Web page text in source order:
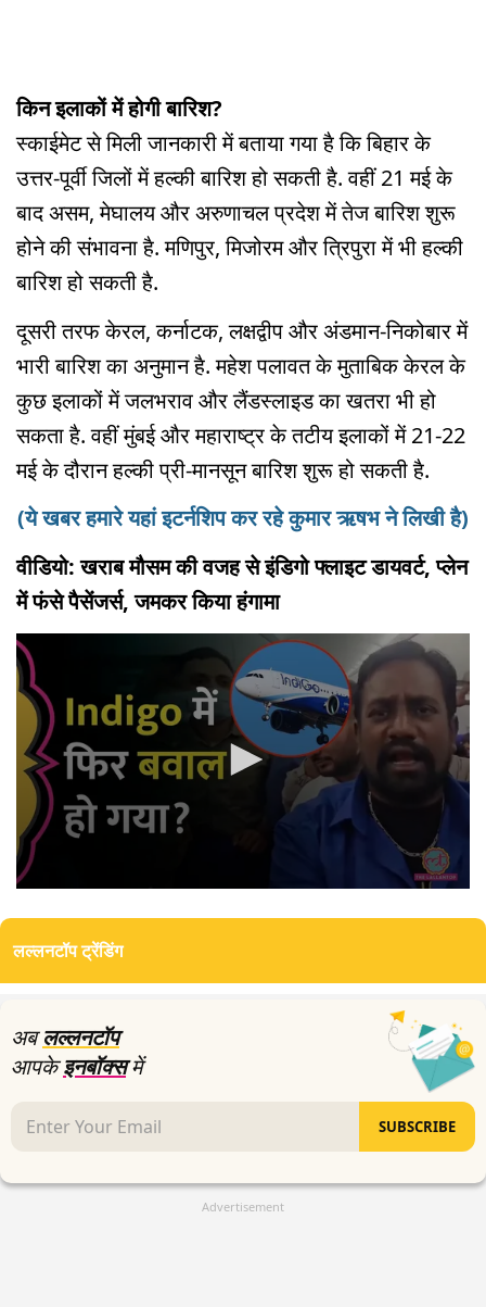
किन इलाकों में होगी बारिश?
स्काईमेट से मिली जानकारी में बताया गया है कि बिहार के
उत्तर-पूर्वी जिलों में हल्की बारिश हो सकती है. वहीं 21 मई के
बाद असम, मेघालय और अरुणाचल प्रदेश में तेज बारिश शुरू
होने की संभावना है. मणिपुर, मिजोरम और त्रिपुरा में भी हल्की
बारिश हो सकती है.
दूसरी तरफ केरल, कर्नाटक, लक्षद्वीप और अंडमान-निकोबार में
भारी बारिश का अनुमान है. महेश पलावत के मुताबिक केरल के
कुछ इलाकों में जलभराव और लैंडस्लाइड का खतरा भी हो
सकता है. वहीं मुंबई और महाराष्ट्र के तटीय इलाकों में 21-22
मई के दौरान हल्की प्री-मानसून बारिश शुरू हो सकती है.
(ये खबर हमारे यहां इटर्नशिप कर रहे कुमार ऋषभ ने लिखी है)
वीडियो: खराब मौसम की वजह से इंडिगो फ्लाइट डायवर्ट, प्लेन
में फंसे पैसेंजर्स, जमकर किया हंगामा
0
लल्लनटॉप ट्रेंडिंग
अबलल्लनटॉप
आपकेइनबॉक्समें
SUBSCRIBE
Advertisement